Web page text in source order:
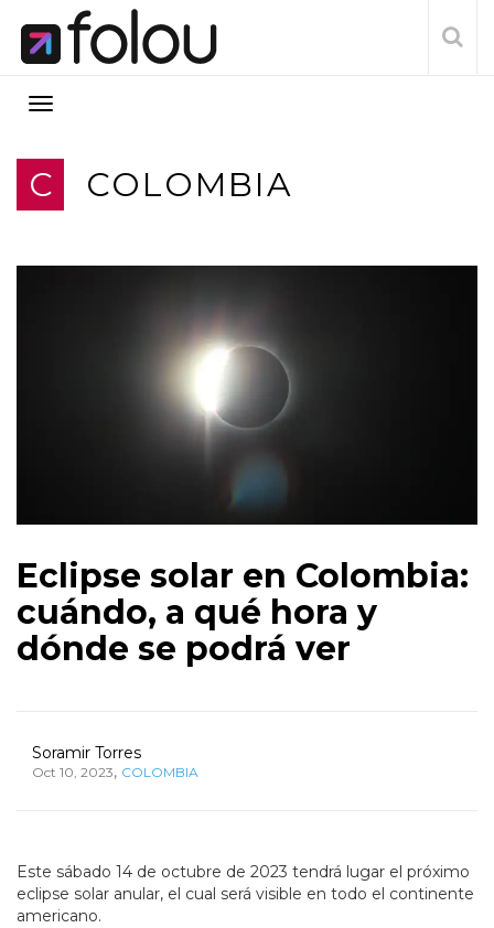
C COLOMBIA
Eclipse solar en Colombia:
cuándo, a qué hora y
dónde se podrá ver
Soramir Torres
Oct 10, 2023, COLOMBIA
Este sábado 14 de octubre de 2023 tendrá lugar el próximo
eclipse solar anular, el cual será visible en todo el continente
americano.